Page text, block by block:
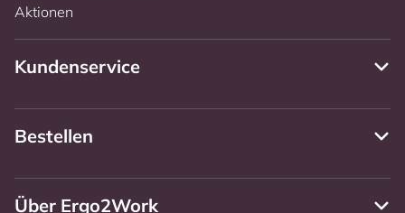
Aktionen
Kundenservice
Bestellen
Über Ergo2Work